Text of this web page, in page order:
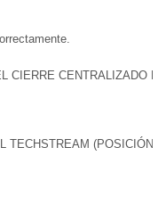
CIERRE CENTRALIZADO
TECHSTREAM (POSICIÓN